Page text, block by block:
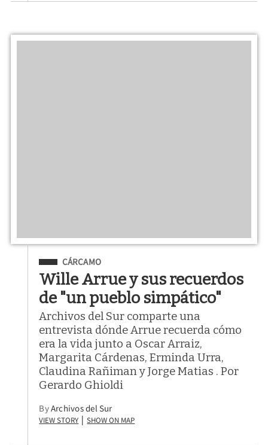
Filed Under
CÁRCAMO
Wille Arrue y sus recuerdos
de "un pueblo simpático"
Archivos del Sur comparte una
entrevista dónde Arrue recuerda cómo
era la vida junto a Oscar Arraiz,
Margarita Cárdenas, Erminda Urra,
Claudina Rañiman y Jorge Matias . Por
Gerardo Ghioldi
ByArchivos del Sur
View Story | Show on Map